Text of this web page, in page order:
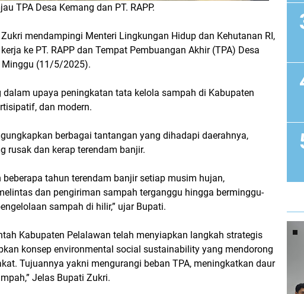
TPA Desa Kemang dan PT. RAPP.
mendampingi Menteri Lingkungan Hidup dan Kehutanan RI,
ke PT. RAPP dan Tempat Pembuangan Akhir (TPA) Desa
Minggu (11/5/2025).
upaya peningkatan tata kelola sampah di Kabupaten
dan modern.
berbagai tantangan yang dihadapi daerahnya,
rusak dan kerap terendam banjir.
tahun terendam banjir setiap musim hujan,
dan pengiriman sampah terganggu hingga berminggu-
sampah di hilir,” ujar Bupati.
Kabupaten Pelalawan telah menyiapkan langkah strategis
konsep environmental social sustainability yang mendorong
Tujuannya yakni mengurangi beban TPA, meningkatkan daur
Jelas Bupati Zukri.